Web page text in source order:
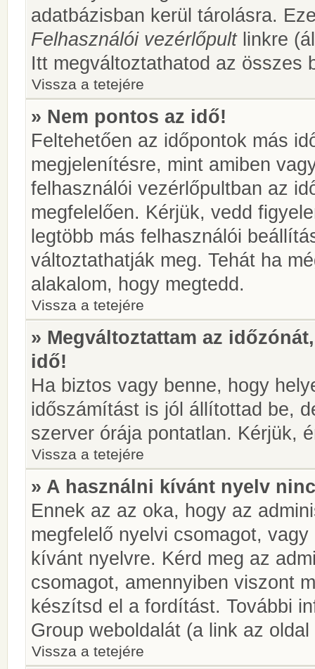
adatbázisban kerül tárolásra.
Felhasználói vezérlőpultlinkre
Itt megváltoztathatod az összes
Vissza a tetejére
» Nem pontos az idő!
Feltehetően az időpontok más
megjelenítésre, mint amiben
felhasználói vezérlőpultban az
megfelelően. Kérjük, vedd
legtöbb más felhasználói
változtathatják meg. Tehát ha
alakalom, hogy megtedd.
Vissza a tetejére
» Megváltoztattam az
idő!
Ha biztos vagy benne, hogy
időszámítást is jól állítottad be,
szerver órája pontatlan. Kérjük,
Vissza a tetejére
» A használni kívánt nyelv
Ennek az az oka, hogy az
megfelelő nyelvi csomagot,
kívánt nyelvre. Kérd meg az
csomagot, amennyiben viszont
készítsd el a fordítást. További
Group weboldalát (a link az
Vissza a tetejére